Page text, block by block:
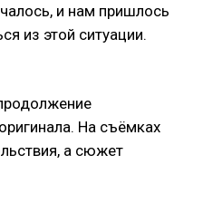
и нам пришлось
из этой ситуации.
На съёмках
а сюжет